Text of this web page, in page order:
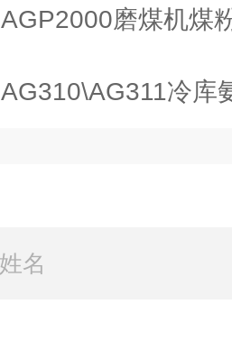
AGP2000磨煤机煤
AG310\AG311冷库氨气